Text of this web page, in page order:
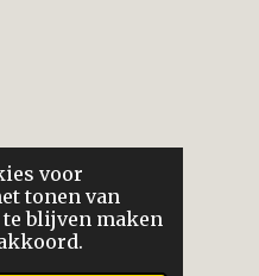
voor
tonen van
blijven maken